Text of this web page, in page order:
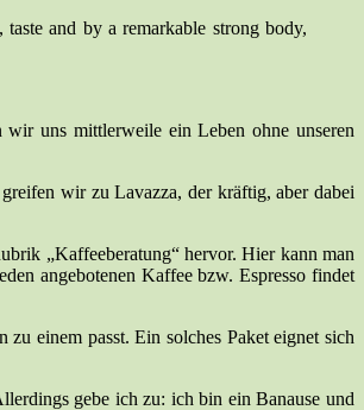
and by a remarkable strong body,
uns mittlerweile ein Leben ohne unseren
wir zu Lavazza, der kräftig, aber dabei
„Kaffeeberatung“ hervor. Hier kann man
angebotenen Kaffee bzw. Espresso findet
einem passt. Ein solches Paket eignet sich
gebe ich zu: ich bin ein Banause und